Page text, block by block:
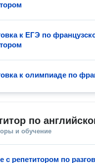
к ЕГЭ по
к олимпиаде по
по
и обучение
с репетитором по